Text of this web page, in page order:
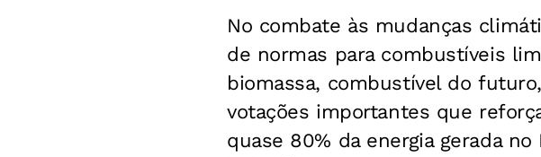
No combate às mudanças
de normas para combustíveis
biomassa, combustível do
votações importantes que
quase 80% da energia gerada